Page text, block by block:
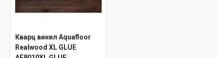
Кварц винил Aquafloor
Realwood XL GLUE